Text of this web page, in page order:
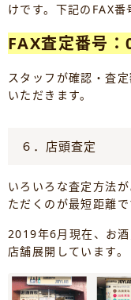
けです。下記のFAX番
FAX査定番号
スタッフが確認・査
いただきます。
６．店頭査定
いろいろな査定方法
ただくのが最短距離で
2019年6月現在、お
店舗展開しています。